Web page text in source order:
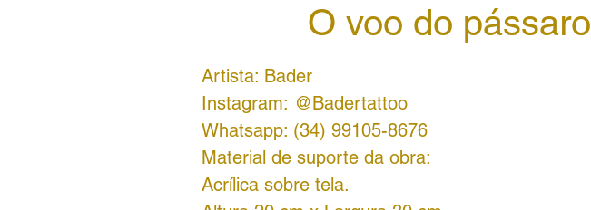
O voo do pássaro
Artista: Bader
Instagram: @Badertattoo
Whatsapp: (34) 99105-8676
Material de suporte da obra:
Acrílica sobre tela.